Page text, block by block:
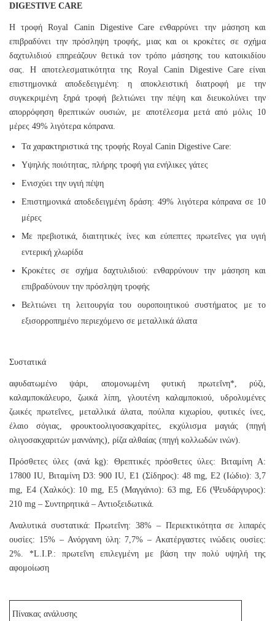
DIGESTIVE CARE
Η τροφή Royal Canin Digestive Care ενθαρρύνει την μάσηση και
επιβραδύνει την πρόσληψη τροφής, μιας και οι κροκέτες σε σχήμα
δαχτυλιδιού επηρεάζουν θετικά τον τρόπο μάσησης του κατοικιδίου
σας. Η αποτελεσματικότητα της Royal Canin Digestive Care είναι
επιστημονικά αποδεδειγμένη: η αποκλειστική διατροφή με την
συγκεκριμένη ξηρά τροφή βελτιώνει την πέψη και διευκολύνει την
απορρόφηση θρεπτικών ουσιών, με αποτέλεσμα μετά από μόλις 10
μέρες 49% λιγότερα κόπρανα.
Τα χαρακτηριστικά της τροφής Royal Canin Digestive Care:
Υψηλής ποιότητας, πλήρης τροφή για ενήλικες γάτες
Ενισχύει την υγιή πέψη
Επιστημονικά αποδεδειγμένη δράση: 49% λιγότερα κόπρανα σε 10
μέρες
Με πρεβιοτικά, διαιτητικές ίνες και εύπεπτες πρωτεΐνες για υγιή
εντερική χλωρίδα
Κροκέτες σε σχήμα δαχτυλιδιού: ενθαρρύνουν την μάσηση και
επιβραδύνουν την πρόσληψη τροφής
Βελτιώνει τη λειτουργία του ουροποιητικού συστήματος με το
εξισορροπημένο περιεχόμενο σε μεταλλικά άλατα
Συστατικά
αφυδατωμένο ψάρι, απομονωμένη φυτική πρωτεΐνη*, ρύζι,
καλαμποκάλευρο, ζωικά λίπη, γλουτένη καλαμποκιού, υδρολυμένες
ζωικές πρωτεΐνες, μεταλλικά άλατα, πούλπα κιχωρίου, φυτικές ίνες,
έλαιο σόγιας, φρουκτοολιγοσακχαρίτες, εκχύλισμα μαγιάς (πηγή
ολιγοσακχαριτών μαννάνης), ρίζα αλθαίας (πηγή κολλωδών ινών).
Πρόσθετες ύλες (ανά kg): Θρεπτικές πρόσθετες ύλες: Βιταμίνη A:
17800 IU, Βιταμίνη D3: 900 IU, E1 (Σίδηρος): 48 mg, E2 (Ιώδιο): 3,7
mg, E4 (Χαλκός): 10 mg, E5 (Μαγγάνιο): 63 mg, E6 (Ψευδάργυρος):
210 mg – Συντηρητικά – Αντιοξειδωτικά.
Αναλυτικά συστατικά: Πρωτεΐνη: 38% – Περιεκτικότητα σε λιπαρές
ουσίες: 15% – Ανόργανη ύλη: 7,7% – Ακατέργαστες ινώδεις ουσίες:
2%. *L.I.P.: πρωτεΐνη επιλεγμένη με βάση την πολύ υψηλή της
αφομοίωση
Πίνακας ανάλυσης